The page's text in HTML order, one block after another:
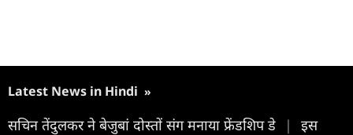
Latest News in Hindi »
सचिन तेंदुलकर ने बेजुबां दोस्तों संग मनाया फ्रेंडशिप डे |
इस